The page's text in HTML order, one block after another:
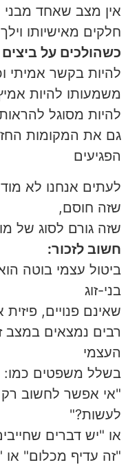
אין מצב שאחד מבני
חלקים מאישיותו
כשהולכים על
להיות בקשר אמיתי
משמעותו להיות
להיות מסוגל
גם את המקומות
הפגיעים
לעתים אנחנו לא
שזה חוסם,
שזה גורם לסוג של
חשוב לזכור:
ביטול עצמי בוטה
בני-זוג
שאינם פנויים, פיזית
רבים נמצאים במצב
העצמי
בשלל משפטים כמו:
"אי אפשר לחשוב
לעשות?"
או "יש דברים
"זה עדיף מכלום"